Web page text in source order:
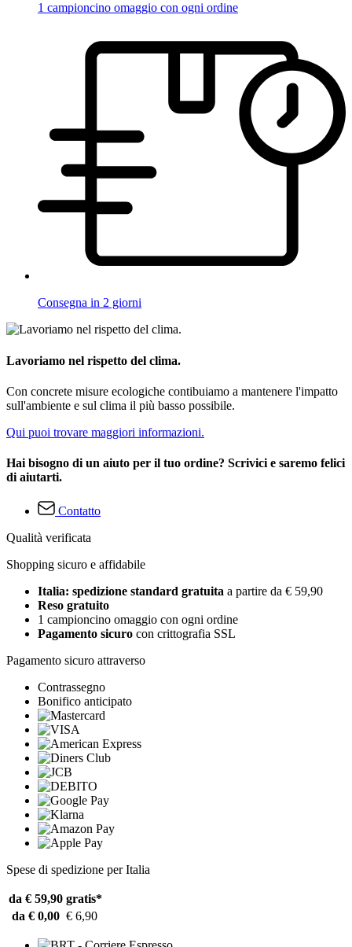
1 campioncino omaggio con ogni ordine
Consegna in 2 giorni
Lavoriamo nel rispetto del clima.
Con concrete misure ecologiche contibuiamo a mantenere l'impatto
sull'ambiente e sul clima il più basso possibile.
Qui puoi trovare maggiori informazioni.
Hai bisogno di un aiuto per il tuo ordine? Scrivici e saremo felici
di aiutarti.
Contatto
Qualità verificata
Shopping sicuro e affidabile
Italia: spedizione standard gratuita a partire da € 59,90
Reso gratuito
1 campioncino omaggio con ogni ordine
Pagamento sicuro con crittografia SSL
Pagamento sicuro attraverso
Contrassegno
Bonifico anticipato
Spese di spedizione per Italia
da € 59,90 gratis*
da € 0,00 € 6,90